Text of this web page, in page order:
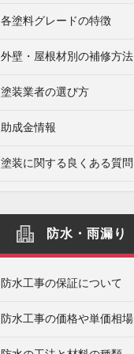
各塗料グレードの特徴
外壁・屋根材別の補修方法
塗装業者の選び方
助成金情報
塗装に関する良くある質問
防水・雨漏り
防水工事の保証について
防水工事の価格や単価相場